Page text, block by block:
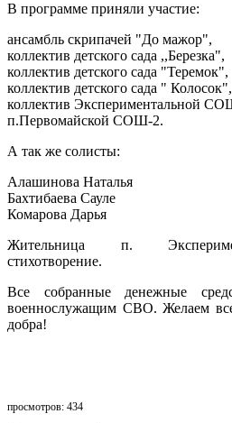
В программе приняли участие:
ансамбль скрипачей "До мажор",
коллектив детского сада ,,Березка",
коллектив детского сада "Теремок",
коллектив детского сада " Колосок",
коллектив Экспериментальной
п.Первомайской СОШ-2.
А так же солисты:
Алашинова Наталья
Бахтибаева Сауле
Комарова Дарья
Жительница п.
стихотворение.
Все собранные денежные
военнослужащим СВО. Желаем
добра!
просмотров: 434